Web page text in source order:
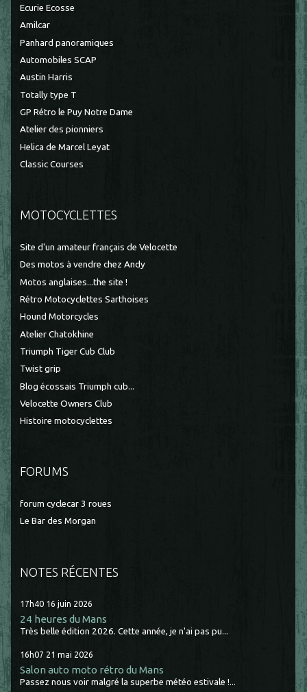
Ecurie Ecosse
Amilcar
Panhard panoramiques
Automobiles SCAP
Austin Harris
Totally type T
GP Rétro le Puy Notre Dame
Atelier des pionniers
Helica de Marcel Leyat
Classic Courses
MOTOCYCLETTES
Site d'un amateur français de Velocette
Des motos à vendre chez Andy
Motos anglaises...the site !
Rétro Motocyclettes Sarthoises
Hound Motorcycles
Atelier Chatokhine
Triumph Tiger Cub Club
Twist grip
Blog écossais Triumph cub...
Velocette Owners Club
Histoire motocyclettes
FORUMS
forum cyclecar 3 roues
Le Bar des Morgan
NOTES RÉCENTES
17h40 16 juin 2026
24 heures du Mans
Très belle édition 2026. Cette année, je n'ai pas pu...
16h07 21 mai 2026
Salon auto moto rétro du Mans
Passez nous voir malgré la superbe météo estivale !...